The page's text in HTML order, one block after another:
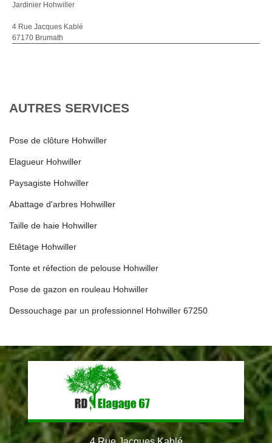
Jardinier Hohwiller
4 Rue Jacques Kablé
67170 Brumath
AUTRES SERVICES
Pose de clôture Hohwiller
Elagueur Hohwiller
Paysagiste Hohwiller
Abattage d'arbres Hohwiller
Taille de haie Hohwiller
Etêtage Hohwiller
Tonte et réfection de pelouse Hohwiller
Pose de gazon en rouleau Hohwiller
Dessouchage par un professionnel Hohwiller 67250